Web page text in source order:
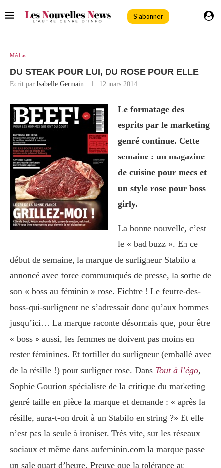
S'abonner
Médias
DU STEAK POUR LUI, DU ROSE POUR ELLE
Ecrit par Isabelle Germain 12 mars 2014
Le formatage des
esprits par le marketing
genré continue. Cette
semaine : un magazine
de cuisine pour mecs et
un stylo rose pour boss
girly.
La bonne nouvelle, c’est
le « bad buzz ». En ce
début de semaine, la marque de surligneur Stabilo a
annoncé avec force communiqués de presse, la sortie de
son « boss au féminin » rose. Fichtre ! Le feutre-des-
boss-qui-surlignent ne s’adressait donc qu’aux hommes
jusqu’ici… La marque raconte désormais que, pour être
« boss » aussi, les femmes ne doivent pas moins en
rester féminines. Et tortiller du surligneur (emballé avec
de la résille !) pour surligner rose. Dans Tout à l’égo,
Sophie Gourion spécialiste de la critique du marketing
genré taille en pièce la marque et demande : « après la
résille, aura-t-on droit à un Stabilo en string ?» Et elle
n’est pas la seule à ironiser. Très vite, sur les réseaux
sociaux et même dans aufeminin.com la marque passe
un sale quart d’heure. Preuve que la tolérance au